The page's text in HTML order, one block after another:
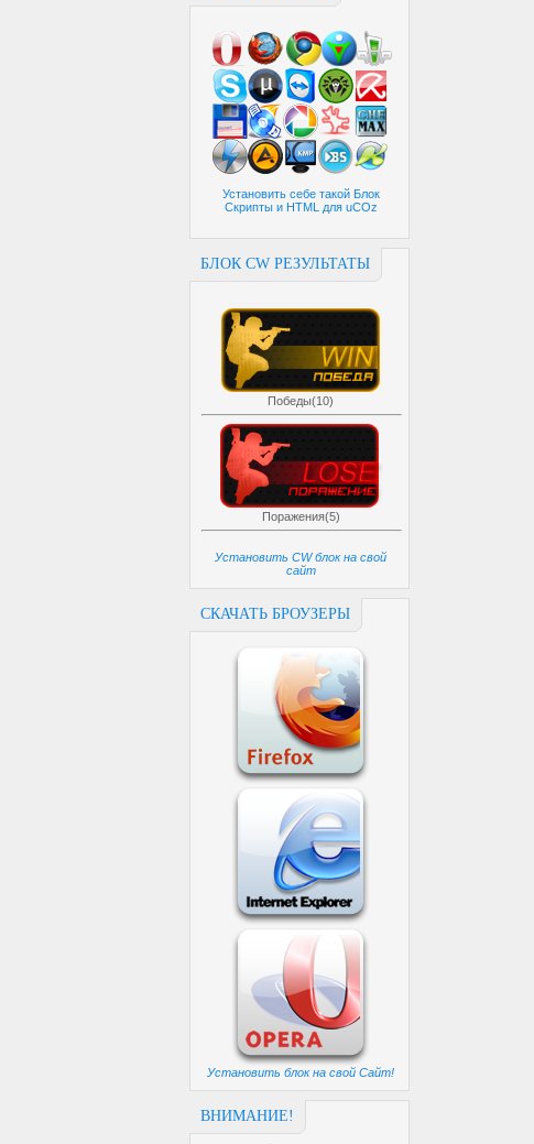
Установить себе такой Блок
Скрипты и HTML для uCOz
БЛОК CW РЕЗУЛЬТАТЫ
Победы(10)
Поражения(5)
Установить CW блок на свой
сайт
СКАЧАТЬ БРОУЗЕРЫ
Установить блок на свой Сайт!
ВНИМАНИЕ!